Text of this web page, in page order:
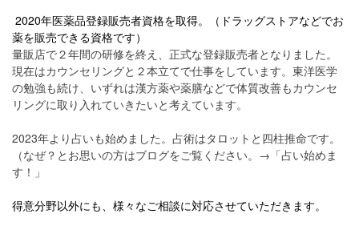
2020年医薬品登録販売者資格を取得。（ドラッグストアなどでお
薬を販売できる資格です）
量販店で２年間の研修を終え、正式な登録販売者となりました。
現在はカウンセリングと２本立てで仕事をしています。東洋医学
の勉強も続け、いずれは漢方薬や薬膳などで体質改善もカウンセ
リングに取り入れていきたいと考えています。
2023年より占いも始めました。占術はタロットと四柱推命です。
（なぜ？とお思いの方はブログをご覧ください。→ 「占い始めま
す！」
得意分野以外にも、様々なご相談に対応させていただきます。